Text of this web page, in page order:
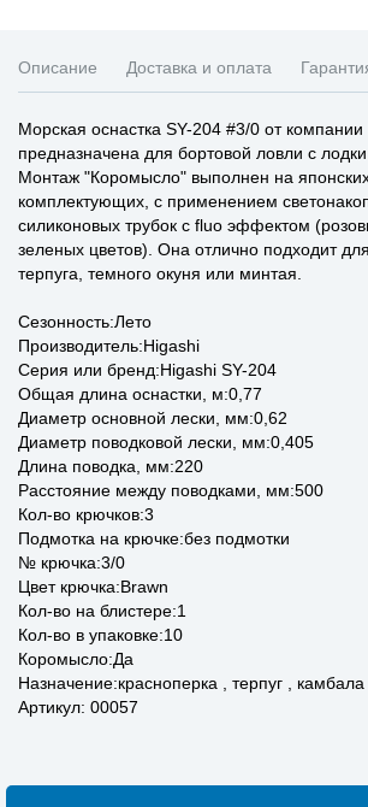
Описание Доставка и оплата
Морская оснастка SY-204 #3/0 от
предназначена для бортовой ловли с лодки
Монтаж "Коромысло" выполнен на
комплектующих, с применением
силиконовых трубок с fluo эффектом
зеленых цветов). Она отлично подходит
терпуга, темного окуня или минтая.
Сезонность:Лето
Производитель:Higashi
Серия или бренд:Higashi SY-204
Общая длина оснастки, м:0,77
Диаметр основной лески, мм:0,62
Диаметр поводковой лески, мм:0,405
Длина поводка, мм:220
Расстояние между поводками, мм:500
Кол-во крючков:3
Подмотка на крючке:без подмотки
№ крючка:3/0
Цвет крючка:Brawn
Кол-во на блистере:1
Кол-во в упаковке:10
Коромысло:Да
Назначение:красноперка , терпуг , камбала
Артикул: 00057